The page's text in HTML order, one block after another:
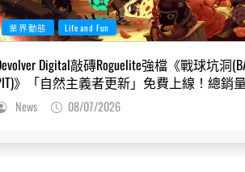
業界動態 Life and Fun
Digital敲磚Roguelite強檔《戰球坑洞
》「自然主義者更新」免費上線！總銷
200萬份，遊戲史低66折熱銷中
News 08/07/2026